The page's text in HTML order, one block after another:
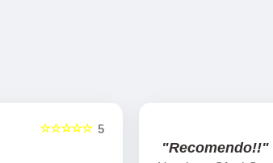
5
☆☆☆☆☆
"Recomendo!!"